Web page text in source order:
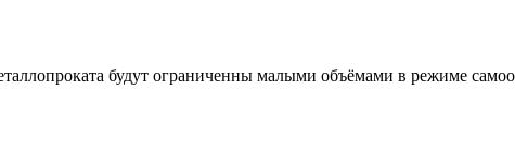
будут ограниченны малыми объёмами в режиме